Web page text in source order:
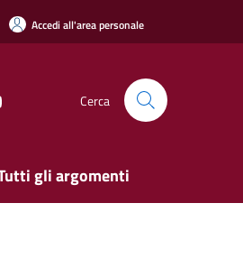
Accedi all'area personale
Cerca
gli argomenti